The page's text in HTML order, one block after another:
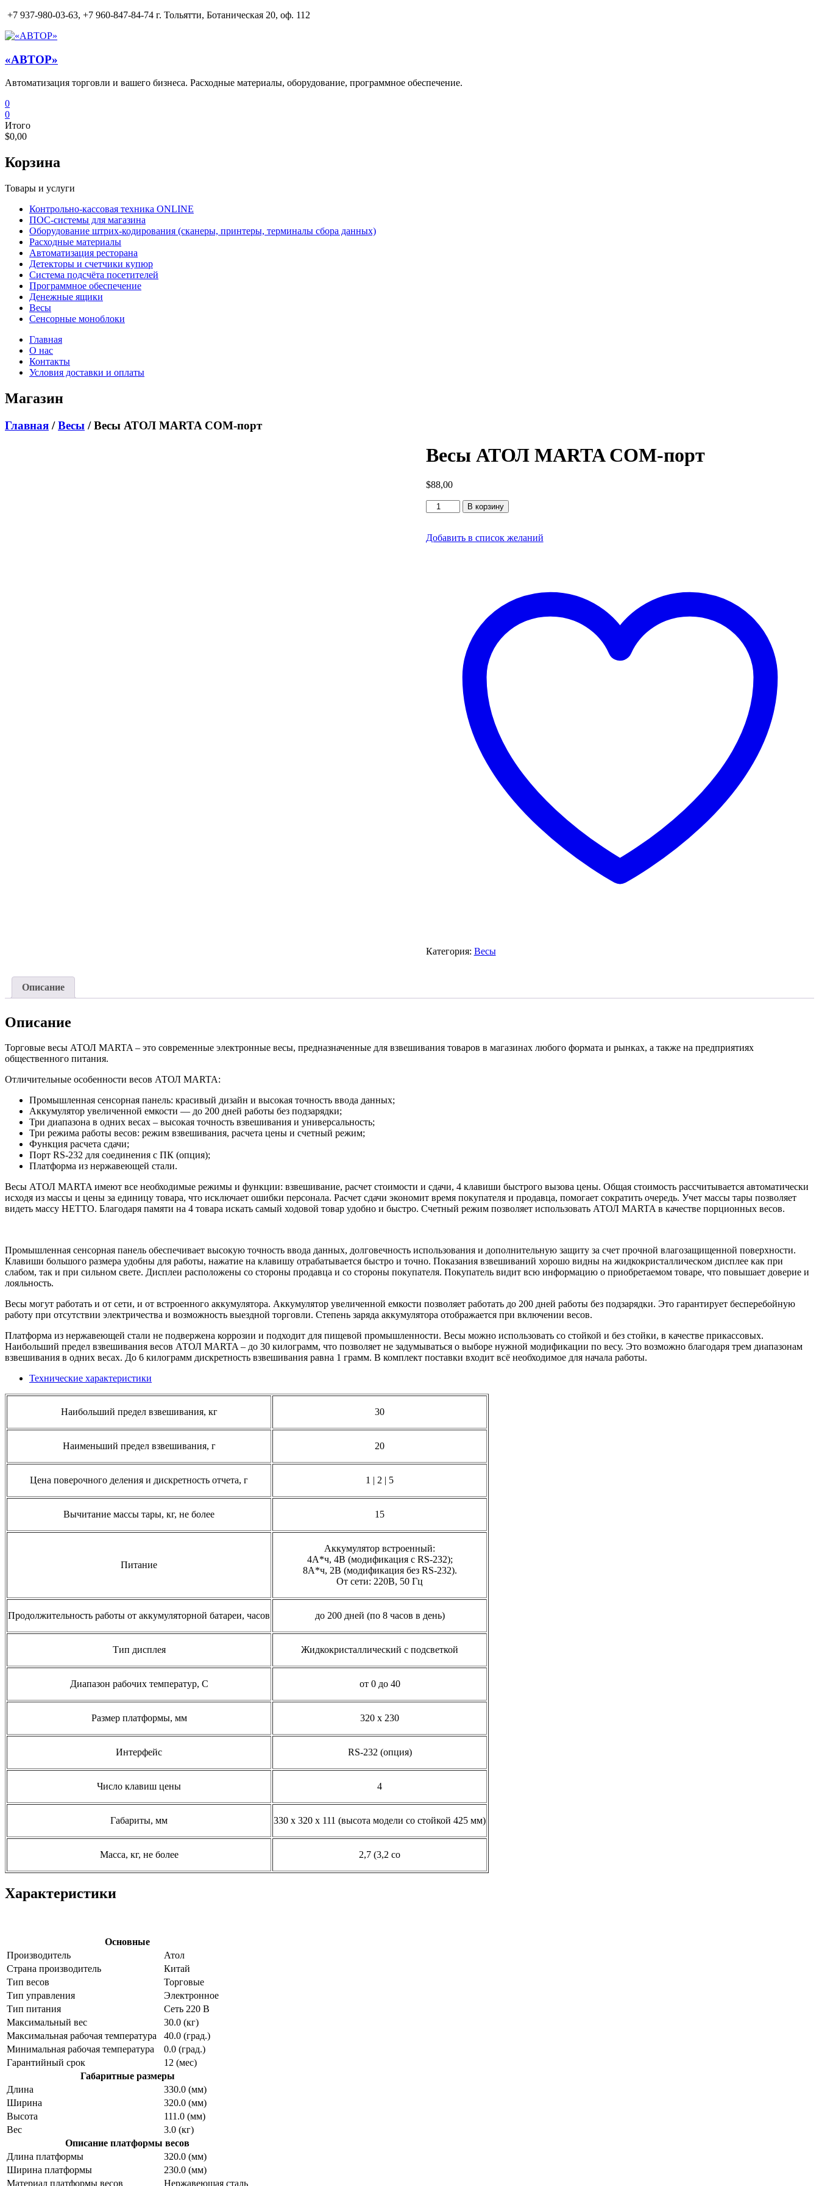
Перейти
содержимому
+7 937-980-03-63, +7 960-847-84-74 г. Тольятти, Ботаническая 20, оф. 112
«АВТОР»
Автоматизация торговли и вашего бизнеса. Расходные материалы, оборудование, программное обеспечение.
0
0
Итого
$0,00
Корзина
Товары и услуги
Контрольно-кассовая техника ONLINE
ПОС-системы для магазина
Оборудование штрих-кодирования (сканеры, принтеры, терминалы сбора данных)
Расходные материалы
Автоматизация ресторана
Детекторы и счетчики купюр
Система подсчёта посетителей
Программное обеспечение
Денежные ящики
Весы
Сенсорные моноблоки
Главная
О нас
Контакты
Условия доставки и оплаты
Магазин
Главная /Весы / Весы АТОЛ MARTA СОМ-порт
Весы АТОЛ MARTA СОМ-порт
$88,00
Количество
товара
АТОЛ
В корзину
Добавить в список желаний
Категория: Весы
Описание
Описание
Торговые весы АТОЛ MARTA – это современные электронные весы, предназначенные для взвешивания товаров в магазинах любого формата и рынках, а также на предприятиях
общественного питания.
Отличительные особенности весов АТОЛ MARTA:
Промышленная сенсорная панель: красивый дизайн и высокая точность ввода данных;
Аккумулятор увеличенной емкости — до 200 дней работы без подзарядки;
Три диапазона в одних весах – высокая точность взвешивания и универсальность;
Три режима работы весов: режим взвешивания, расчета цены и счетный режим;
Функция расчета сдачи;
Порт RS-232 для соединения с ПК (опция);
Платформа из нержавеющей стали.
Весы АТОЛ MARTA имеют все необходимые режимы и функции: взвешивание, расчет стоимости и сдачи, 4 клавиши быстрого вызова цены. Общая стоимость рассчитывается автоматически
исходя из массы и цены за единицу товара, что исключает ошибки персонала. Расчет сдачи экономит время покупателя и продавца, помогает сократить очередь. Учет массы тары позволяет
видеть массу НЕТТО. Благодаря памяти на 4 товара искать самый ходовой товар удобно и быстро. Счетный режим позволяет использовать АТОЛ MARTA в качестве порционных весов.
Промышленная сенсорная панель обеспечивает высокую точность ввода данных, долговечность использования и дополнительную защиту за счет прочной влагозащищенной поверхности.
Клавиши большого размера удобны для работы, нажатие на клавишу отрабатывается быстро и точно. Показания взвешиваний хорошо видны на жидкокристаллическом дисплее как при
слабом, так и при сильном свете. Дисплеи расположены со стороны продавца и со стороны покупателя. Покупатель видит всю информацию о приобретаемом товаре, что повышает доверие и
лояльность.
Весы могут работать и от сети, и от встроенного аккумулятора. Аккумулятор увеличенной емкости позволяет работать до 200 дней работы без подзарядки. Это гарантирует бесперебойную
работу при отсутствии электричества и возможность выездной торговли. Степень заряда аккумулятора отображается при включении весов.
Платформа из нержавеющей стали не подвержена коррозии и подходит для пищевой промышленности. Весы можно использовать со стойкой и без стойки, в качестве прикассовых.
Наибольший предел взвешивания весов АТОЛ MARTA – до 30 килограмм, что позволяет не задумываться о выборе нужной модификации по весу. Это возможно благодаря трем диапазонам
взвешивания в одних весах. До 6 килограмм дискретность взвешивания равна 1 грамм. В комплект поставки входит всё необходимое для начала работы.
Технические характеристики
Наибольший предел взвешивания, кг 30
Наименьший предел взвешивания, г 20
Цена поверочного деления и дискретность отчета, г 1 | 2 | 5
Вычитание массы тары, кг, не более 15
Питание
Аккумулятор встроенный:
4А*ч, 4В (модификация с RS-232);
8А*ч, 2В (модификация без RS-232).
От сети: 220В, 50 Гц
Продолжительность работы от аккумуляторной батареи, часов до 200 дней (по 8 часов в день)
Тип дисплея Жидкокристаллический с подсветкой
Диапазон рабочих температур, С от 0 до 40
Размер платформы, мм 320 х 230
Интерфейс RS-232 (опция)
Число клавиш цены 4
Габариты, мм 330 x 320 x 111 (высота модели со стойкой 425 мм)
Масса, кг, не более 2,7 (3,2 со
Характеристики
Основные
Производитель
Атол
Страна производитель
Китай
Тип весов
Торговые
Тип управления
Электронное
Тип питания
Сеть 220 В
Максимальный вес
30.0 (кг)
Максимальная рабочая температура
40.0 (град.)
Минимальная рабочая температура
0.0 (град.)
Гарантийный срок
12 (мес)
Габаритные размеры
Длина
330.0 (мм)
Ширина
320.0 (мм)
Высота
111.0 (мм)
Вес
3.0 (кг)
Описание платформы весов
Длина платформы
320.0 (мм)
Ширина платформы
230.0 (мм)
Материал платформы весов
Нержавеющая сталь